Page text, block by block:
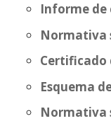
Informe de
Normativa
Certificado
Esquema
Normativa